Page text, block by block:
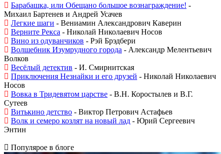
Барабашка, или Обещано большое вознаграждение! -
Михаил Бартенев и Андрей Усачев
Легкие шаги - Вениамин Александрович Каверин
Верните Рекса - Николай Николаевич Носов
Вино из одуванчиков - Рэй Брэдбери
Волшебник Изумрудного города - Александр Мелентьевич
Волков
Весёлый детектив - И. Смирнитская
Приключения Незнайки и его друзей - Николай Николаевич
Носов
Вовка в Тридевятом царстве - В.Н. Коростылев и В.Г.
Сутеев
Витькино детство - Виктор Петрович Астафьев
Волк и семеро козлят на новый лад - Юрий Сергеевич
Энтин
Популярое в блоге